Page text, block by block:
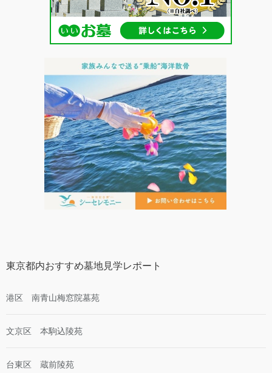
東京都内おすすめ墓地見学レポート
港区 南青山梅窓院墓苑
文京区 本駒込陵苑
台東区 蔵前陵苑